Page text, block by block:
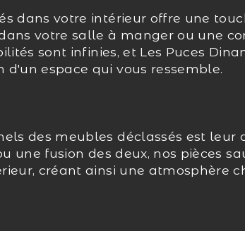
dans votre intérieur offre une
votre salle à manger ou une
sont infinies, et Les Puces
espace qui vous ressemble.
des meubles déclassés est
une fusion des deux, nos pièces
créant ainsi une atmosphère